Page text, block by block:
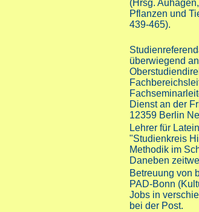
(Hrsg.
Pflanzen und
439-465).
überwiegend
Dienst an der
12359 Berlin
Lehrer für
"Studienkreis
Methodik im
Daneben
Betreuung von
PAD-Bonn
Jobs in
bei der Post.